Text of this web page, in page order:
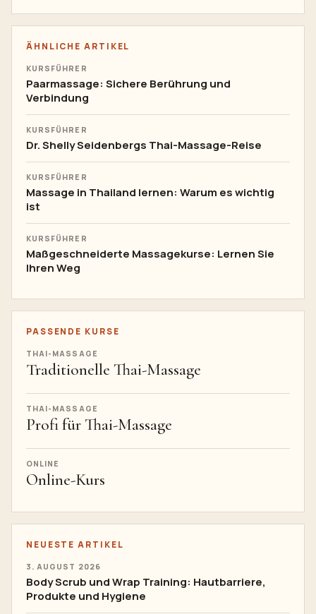
ÄHNLICHE ARTIKEL
KURSFÜHRER
Paarmassage: Sichere Berührung und
Verbindung
KURSFÜHRER
Dr. Shelly Seidenbergs Thai-Massage-Reise
KURSFÜHRER
Massage in Thailand lernen: Warum es wichtig
ist
KURSFÜHRER
Maßgeschneiderte Massagekurse: Lernen Sie
Ihren Weg
PASSENDE KURSE
THAI-MASSAGE
Traditionelle Thai-Massage
THAI-MASSAGE
Profi für Thai-Massage
ONLINE
Online-Kurs
NEUESTE ARTIKEL
3. AUGUST 2026
Body Scrub und Wrap Training: Hautbarriere,
Produkte und Hygiene